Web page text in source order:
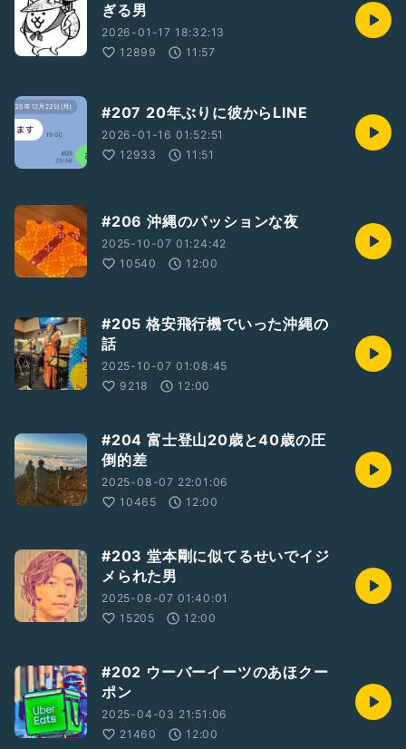
ぎる男
2026-01-17 18:32:13
12899
11:57
#207 20年ぶりに彼からLINE
2026-01-16 01:52:51
12933
11:51
#206 沖縄のパッションな夜
2025-10-07 01:24:42
10540
12:00
#205 格安飛行機でいった沖縄の
話
2025-10-07 01:08:45
9218
12:00
#204 富士登山20歳と40歳の圧
倒的差
2025-08-07 22:01:06
10465
12:00
#203 堂本剛に似てるせいでイジ
メられた男
2025-08-07 01:40:01
15205
12:00
#202 ウーバーイーツのあほクー
ポン
2025-04-03 21:51:06
21460
12:00